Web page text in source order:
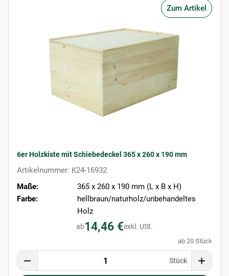
Zum Artikel
6er Holzkiste mit Schiebedeckel 365 x 260 x 190 mm
Artikelnummer: K24-16932
Maße:
365 x 260 x 190 mm (L x B x H)
Farbe:
hellbraun/naturholz/unbehandeltes
Holz
ab14,46 €exkl. USt.
ab 20 Stück
Stück